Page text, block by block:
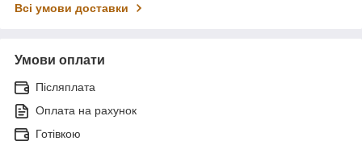
Всі умови доставки
Умови оплати
Післяплата
Оплата на рахунок
Готівкою